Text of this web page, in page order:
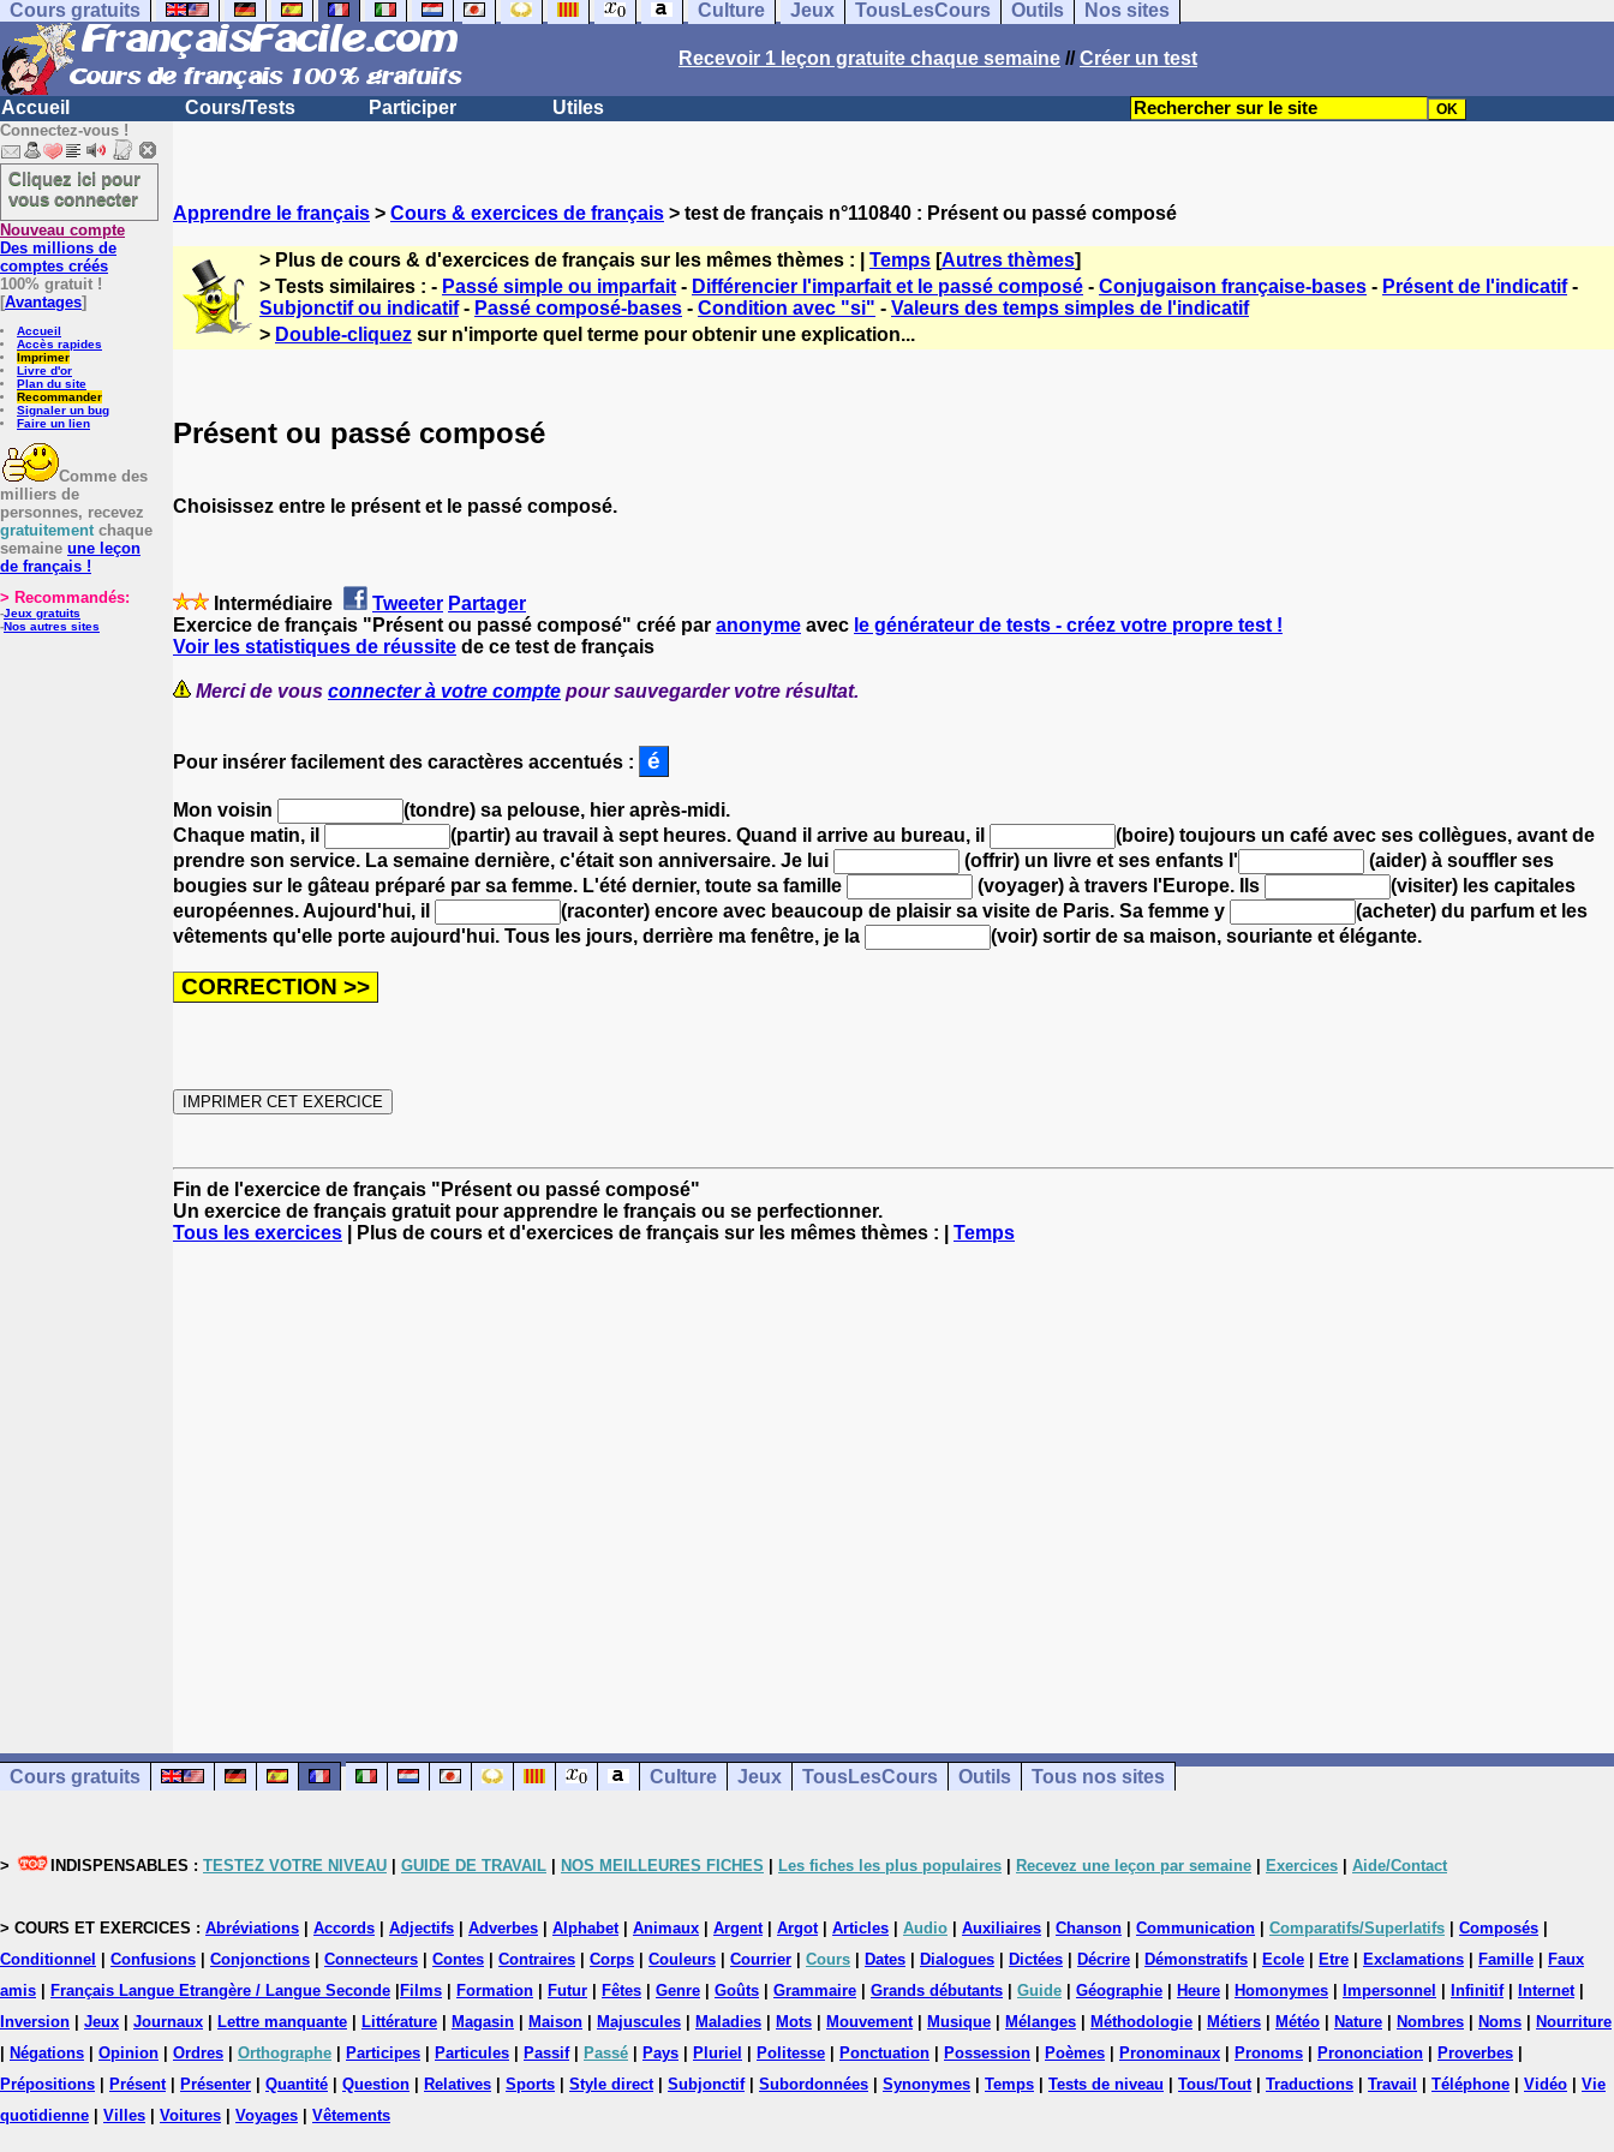
Cours gratuits Culture Jeux TousLesCours Outils Nos sites
Recevoir 1 leçon gratuite chaque semaine //Créer un test
Accueil Cours/Tests Participer Utiles
Connectez-vous !
Cliquez ici pour
vous connecter
Nouveau compte
Des millions de
comptes créés
100% gratuit !
[Avantages]
Accueil
Accès rapides
Imprimer
Livre d'or
Plan du site
Recommander
Signaler un bug
Faire un lien
Comme des
milliers de
personnes, recevez
gratuitementchaque
semaine une leçon
de français !
> Recommandés:
-Jeux gratuits
-Nos autres sites
Apprendre le français > Cours & exercices de français > test de français n°110840 : Présent ou passé composé
> Plus de cours & d'exercices de français sur les mêmes thèmes : | Temps [Autres thèmes]
> Tests similaires : - Passé simple ou imparfait - Différencier l'imparfait et le passé composé - Conjugaison française-bases - Présent de l'indicatif-
Subjonctif ou indicatif- Passé composé-bases - Condition avec "si" - Valeurs des temps simples de l'indicatif
> Double-cliquez sur n'importe quel terme pour obtenir une explication...
Présent ou passé composé
Choisissez entre le présent et le passé composé.
Intermédiaire Tweeter Partager
Exercice de français "Présent ou passé composé" créé par anonyme avec le générateur de tests - créez votre propre test !
Voir les statistiques de réussite de ce test de français
Merci de vous connecter à votre compte pour sauvegarder votre résultat.
Pour insérer facilement des caractères accentués :
Mon voisin
(tondre) sa pelouse, hier après-midi.
Chaque matin, il
(partir) au travail à sept heures. Quand il arrive au bureau, il
(boire) toujours un café avec ses collègues, avant de
prendre son service. La semaine dernière, c'était son anniversaire. Je lui (offrir) un livre et ses enfants l'
(aider) à souffler ses
bougies sur le gâteau préparé par sa femme. L'été dernier, toute sa famille (voyager) à travers l'Europe. Ils
(visiter) les capitales
européennes.Aujourd'hui, il (raconter) encore avec beaucoup de plaisir sa visite de Paris. Sa femme y
(acheter) du parfum et les
vêtements qu'elle porte aujourd'hui. Tous les jours, derrière ma fenêtre, je la (voir) sortir de sa maison, souriante et élégante.
Fin de l'exercice de français "Présent ou passé composé"
Un exercice de français gratuit pour apprendre le français ou se perfectionner.
Tous les exercices | Plus de cours et d'exercices de français sur les mêmes thèmes : | Temps
Cours gratuits Culture Jeux TousLesCours Outils Tous nos sites
> INDISPENSABLES : TESTEZ VOTRE NIVEAU GUIDE DE TRAVAIL NOS MEILLEURES FICHES Les fiches les plus populaires Recevez une leçon par semaine Exercices Aide/Contact
> COURS ET EXERCICES : Abréviations Accords Adjectifs Adverbes Alphabet| Animaux Argent| Argot| Articles Audio Auxiliaires Chanson Communication Comparatifs/Superlatifs Composés
Conditionnel
Confusions Conjonctions Connecteurs Contes Contraires Corps Couleurs Courrier Cours Dates Dialogues Dictées Décrire Démonstratifs Ecole Etre Exclamations Famille
Faux
amis
Français Langue Etrangère / Langue Seconde Films Formation Futur Fêtes Genre Goûts Grammaire Grands débutants Guide Géographie Heure Homonymes Impersonnel Infinitif| Internet|
Inversion
Jeux Journaux Lettre manquante Littérature Magasin Maison Majuscules Maladies Mots Mouvement| Musique Mélanges Méthodologie Métiers Météo Nature Nombres Noms
Nourriture
Négations Opinion Ordres Orthographe Participes Particules Passif| Passé Pays Pluriel Politesse Ponctuation Possession Poèmes Pronominaux Pronoms Prononciation Proverbes
Prépositions
Présent| Présenter Quantité Question Relatives Sports Style direct| Subjonctif| Subordonnées Synonymes Temps Tests de niveau Tous/Tout| Traductions Travail Téléphone Vidéo
Vie
quotidienne
Villes Voitures Voyages Vêtements